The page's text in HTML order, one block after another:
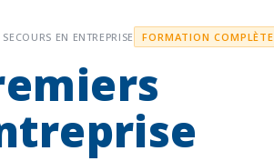
SECOURS EN ENTREPRISE FORMATION COMPLÈTE